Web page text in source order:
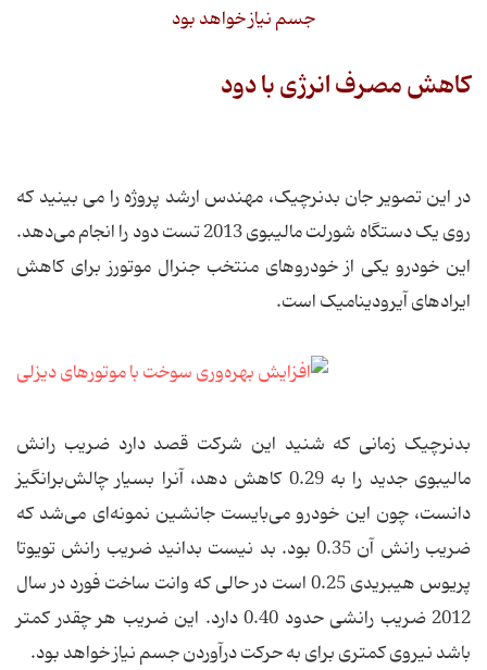
جسم نیاز خواهد بود
کاهش مصرف انرژی با دود
در این تصویر جان بدنرچیک، مهندس ارشد پروژه را می بینید که
روی یک دستگاه شورلت مالیبوی 2013 تست دود را انجام می‌دهد.
این خودرو یکی از خودروهای منتخب جنرال موتورز برای کاهش
ایرادهای آیرودینامیک است.
بدنرچیک زمانی که شنید این شرکت قصد دارد ضریب رانش
مالیبوی جدید را به 0.29 کاهش دهد، آنرا بسیار چالش‌برانگیز
دانست، چون این خودرو می‌بایست جانشین نمونه‌ای می‌شد که
ضریب رانش آن 0.35 بود. بد نیست بدانید ضریب رانش تویوتا
پریوس هیبریدی 0.25 است در حالی که وانت ساخت فورد در سال
2012 ضریب رانشی حدود 0.40 دارد. این ضریب هر چقدر کمتر
باشد نیروی کمتری برای به حرکت درآوردن جسم نیاز خواهد بود.